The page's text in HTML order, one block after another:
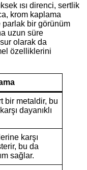
ısı direnci, sertlik
krom kaplama
bir görünüm
uzun süre
olarak da
özelliklerini
bir metaldir, bu
dayanıklı
karşı
bu da
sağlar.